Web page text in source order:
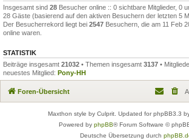
Insgesamt sind 28 Besucher online :: 0 sichtbare Mitglieder, 0
28 Gäste (basierend auf den aktiven Besuchern der letzten 5
Der Besucherrekord liegt bei 2547 Besuchern, die am 11 Feb
online waren.
STATISTIK
Beiträge insgesamt 21032 • Themen insgesamt 3137 •
neuestes Mitglied: Pony-HH
Foren-Übersicht
Maxthon style by Culprit. Updated for phpBB3.3
Powered by phpBB® Forum Software ©
Deutsche Übersetzung durch